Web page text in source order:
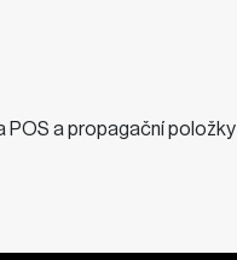
POS a propagační položky